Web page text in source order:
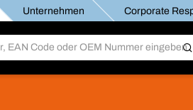
Unternehmen Corporate